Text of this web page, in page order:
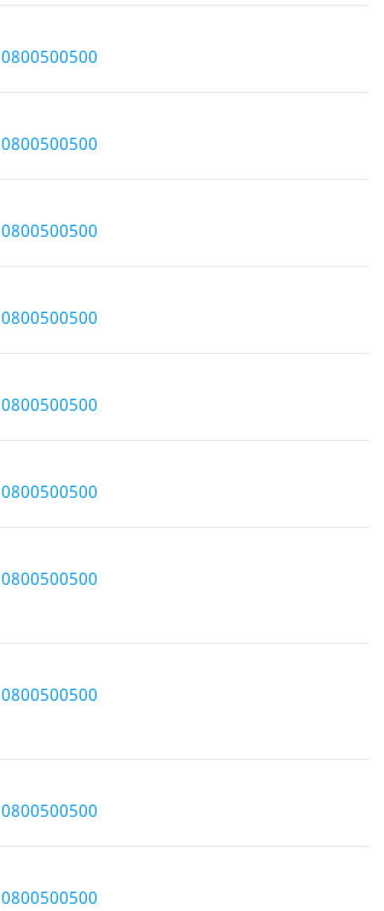
0800500500
0800500500
0800500500
0800500500
0800500500
0800500500
0800500500
0800500500
0800500500
0800500500